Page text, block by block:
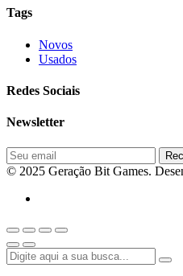
Tags
Novos
Usados
Redes Sociais
Newsletter
© 2025 Geração Bit Games.